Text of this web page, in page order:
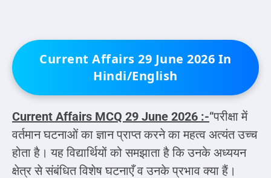
Current Affairs 29 June 2026 In
Hindi/English
Current Affairs MCQ 29 June 2026 :-“परीक्षा में
वर्तमान घटनाओं का ज्ञान प्राप्त करने का महत्व अत्यंत उच्च
होता है। यह विद्यार्थियों को समझाता है कि उनके अध्ययन
क्षेत्र से संबंधित विशेष घटनाएँ व उनके प्रभाव क्या हैं।